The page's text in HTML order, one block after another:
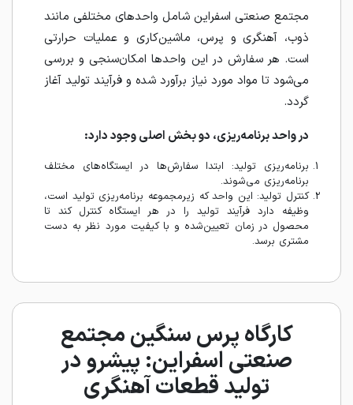
مجتمع صنعتی اسفراین شامل واحدهای مختلفی مانند
ذوب، آهنگری و پرس، ماشین‌کاری و عملیات حرارتی
است. هر سفارش در این واحدها امکان‌سنجی و بررسی
می‌شود تا مواد مورد نیاز برآورد شده و فرآیند تولید آغاز
گردد.
در واحد برنامه‌ریزی، دو بخش اصلی وجود دارد:
برنامه‌ریزی تولید: ابتدا سفارش‌ها در ایستگاه‌های مختلف
برنامه‌ریزی می‌شوند.
کنترل تولید: این واحد که زیرمجموعه برنامه‌ریزی تولید است،
وظیفه دارد فرآیند تولید را در هر ایستگاه کنترل کند تا
محصول در زمان تعیین‌شده و با کیفیت مورد نظر به دست
مشتری برسد.
کارگاه پرس سنگین مجتمع
صنعتی اسفراین: پیشرو در
تولید قطعات آهنگری